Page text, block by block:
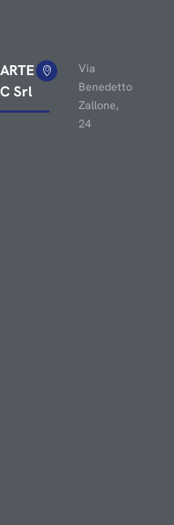
ARTE
C Srl
Via
Benedetto
Zallone,
24